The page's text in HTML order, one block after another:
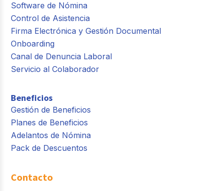
Software de Nómina
Control de Asistencia
Firma Electrónica y Gestión Documental
Onboarding
Canal de Denuncia Laboral
Servicio al Colaborador
Beneficios
Gestión de Beneficios
Planes de Beneficios
Adelantos de Nómina
Pack de Descuentos
Contacto